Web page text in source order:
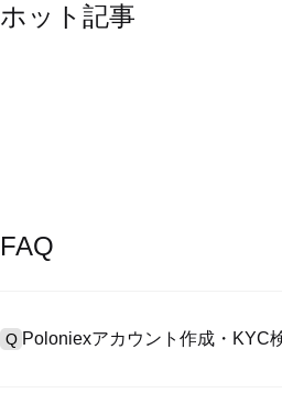
ホット記事
FAQ
Q Poloniexアカウント作成・KYC